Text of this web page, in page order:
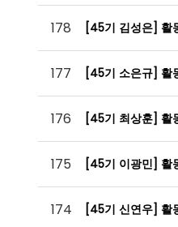
178 [45기 김성은] 활
177 [45기 소은규] 활
176 [45기 최상훈] 활
175 [45기 이광민] 활
174 [45기 신연우] 활